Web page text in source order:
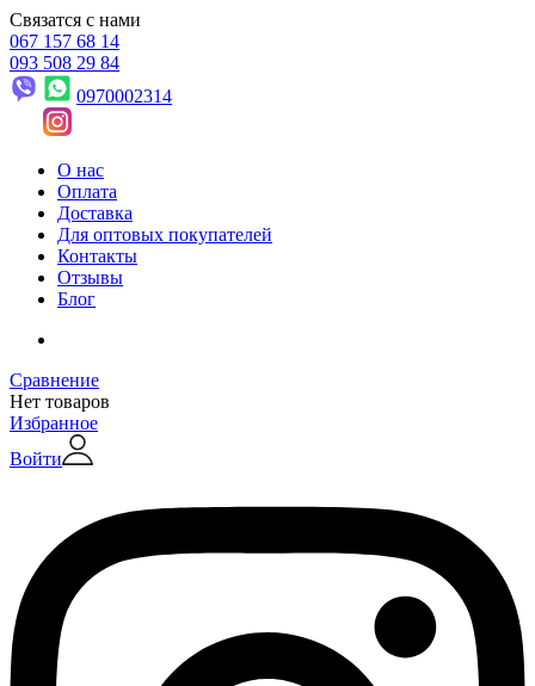
Связатся с нами
067 157 68 14
093 508 29 84
0970002314
О нас
Оплата
Доставка
Для оптовых покупателей
Контакты
Отзывы
Блог
Сравнение
Нет товаров
Избранное
Войти